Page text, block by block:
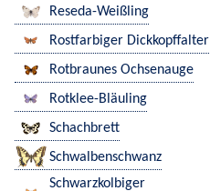
Reseda-Weißling
Rostfarbiger Dickkopffalter
Rotbraunes Ochsenauge
Rotklee-Bläuling
Schachbrett
Schwalbenschwanz
Schwarzkolbiger